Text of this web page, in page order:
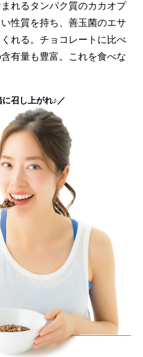
れるタンパク質のカカオプ
性質を持ち、善玉菌のエサ
れる。チョコレートに比べ
有量も豊富。これを食べな
召し上がれ♪／